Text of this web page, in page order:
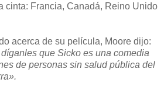
cinta: Francia, Canadá, Reino Unido
acerca de su película, Moore dijo:
que Sicko es una comedia
de personas sin salud pública del